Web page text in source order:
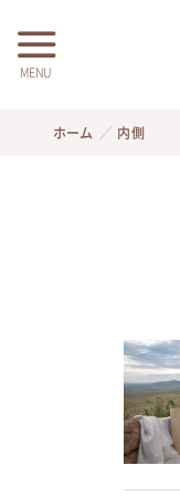
MENU
ホーム 内側